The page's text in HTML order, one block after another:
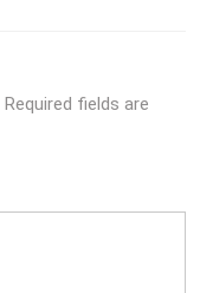
Required fields are